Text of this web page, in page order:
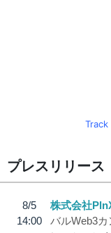
プレスリリース
8/5
14:00
株式会社
バルWeb3